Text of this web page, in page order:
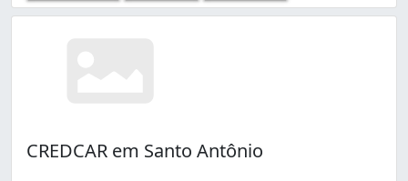
CREDCAR em Santo Antônio